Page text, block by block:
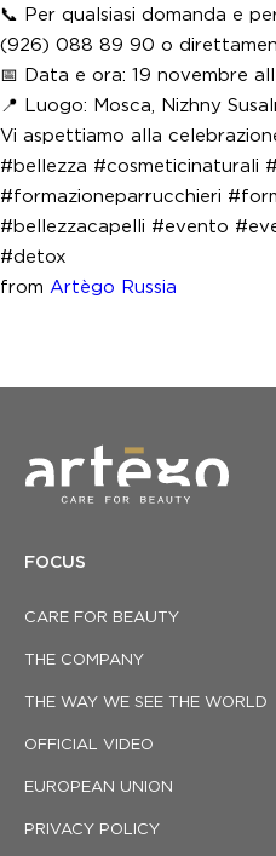
📞 Per qualsiasi domanda e
(926) 088 89 90 o
📅 Data e ora: 19 novembre
📍 Luogo: Mosca, Nizhny
Vi aspettiamo alla
#bellezza #cosmeticinaturali
#formazioneparrucchieri
#bellezzacapelli #evento
#detox
from Artègo Russia
FOCUS
CARE FOR BEAUTY
THE COMPANY
THE WAY WE SEE THE WORLD
OFFICIAL VIDEO
EUROPEAN UNION
PRIVACY POLICY